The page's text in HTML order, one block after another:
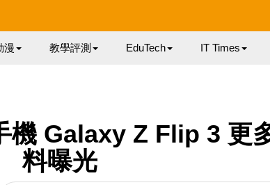
漫 教學評測 EduTech IT Times
機 Galaxy Z Flip 3 更
料曝光